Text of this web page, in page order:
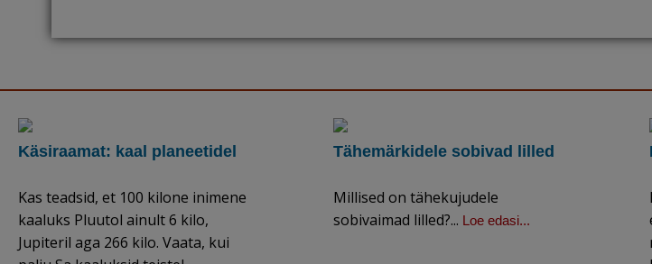
Käsiraamat: kaal planeetidel
Kas teadsid, et 100 kilone inimene
kaaluks Pluutol ainult 6 kilo,
Jupiteril aga 266 kilo. Vaata, kui
Tähemärkidele sobivad lilled
Millised on tähekujudele
sobivaimad lilled?... Loe edasi...